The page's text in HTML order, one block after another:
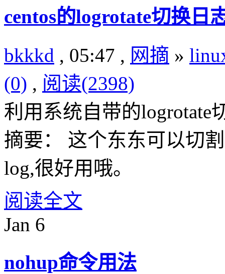
centos的logrotate切换日
bkkkd , 05:47 , 网摘 »
(0) , 阅读(2398)
利用系统自带的logrotate
摘要： 这个东东可以切
log,很好用哦。
阅读全文
Jan 6
nohup命令用法